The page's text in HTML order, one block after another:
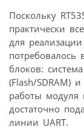
Поскольку
практически
для
потребовалось
блоков:
(Flash/SDRAM)
работы
достаточно
линии UART.